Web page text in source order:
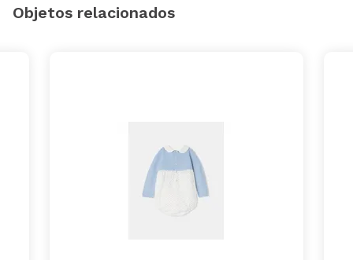
Objetos relacionados